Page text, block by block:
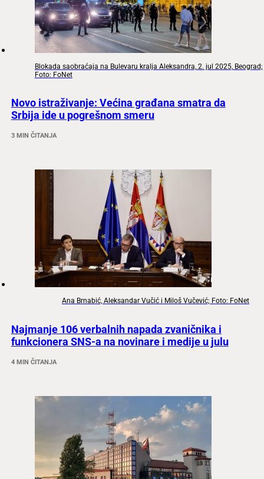
Blokada saobraćaja na Bulevaru kralja Aleksandra, 2. jul 2025, Beograd;
Foto: FoNet
Novo istraživanje: Većina građana smatra da
Srbija ide u pogrešnom smeru
3 MIN ČITANJA
Ana Brnabić, Aleksandar Vučić i Miloš Vučević; Foto: FoNet
Najmanje 106 verbalnih napada zvaničnika i
funkcionera SNS-a na novinare i medije u julu
4 MIN ČITANJA